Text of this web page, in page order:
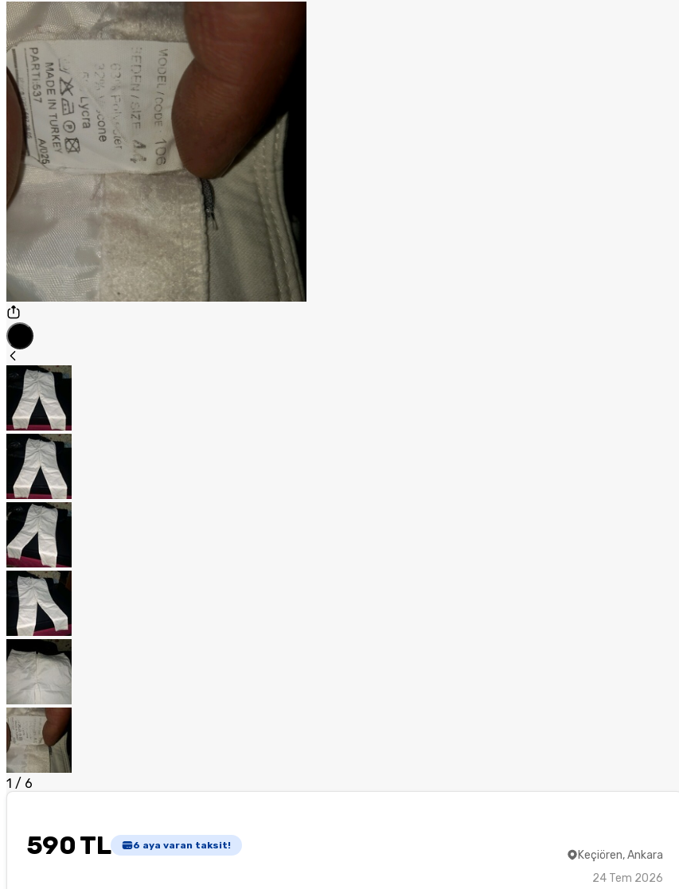
1 / 6
590 TL 6 aya varan taksit!
Keçiören, Ankara
24 Tem 2026